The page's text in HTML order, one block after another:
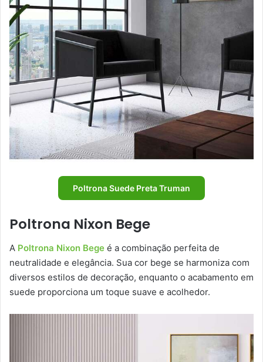
Poltrona Suede Preta Truman
Poltrona Nixon Bege
A Poltrona Nixon Bege é a combinação perfeita de
neutralidade e elegância. Sua cor bege se harmoniza com
diversos estilos de decoração, enquanto o acabamento em
suede proporciona um toque suave e acolhedor.